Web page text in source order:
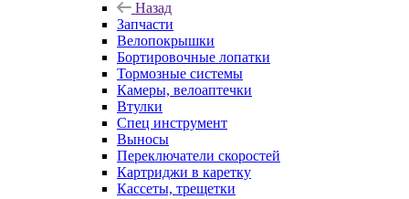
Назад
Запчасти
Велопокрышки
Бортировочные лопатки
Тормозные системы
Камеры, велоаптечки
Втулки
Спец инструмент
Выносы
Переключатели скоростей
Картриджи в каретку
Кассеты, трещетки